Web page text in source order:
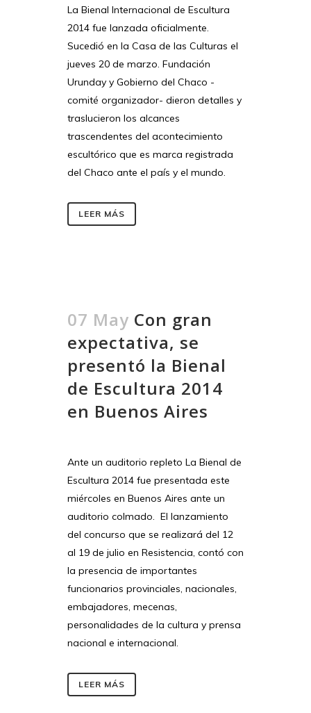
La Bienal Internacional de Escultura
2014 fue lanzada oficialmente.
Sucedió en la Casa de las Culturas el
jueves 20 de marzo. Fundación
Urunday y Gobierno del Chaco -
comité organizador- dieron detalles y
traslucieron los alcances
trascendentes del acontecimiento
escultórico que es marca registrada
del Chaco ante el país y el mundo.
LEER MÁS
07 May Con gran
expectativa, se
presentó la Bienal
de Escultura 2014
en Buenos Aires
Ante un auditorio repleto La Bienal de
Escultura 2014 fue presentada este
miércoles en Buenos Aires ante un
auditorio colmado. El lanzamiento
del concurso que se realizará del 12
al 19 de julio en Resistencia, contó con
la presencia de importantes
funcionarios provinciales, nacionales,
embajadores, mecenas,
personalidades de la cultura y prensa
nacional e internacional.
LEER MÁS